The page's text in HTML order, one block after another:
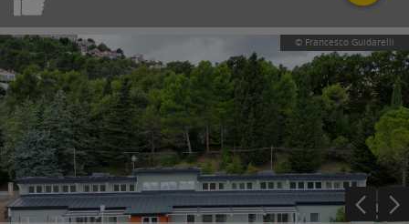
© Francesco Guidarelli